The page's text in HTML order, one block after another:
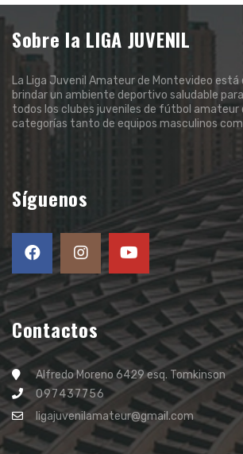
Sobre la LIGA JUVENIL
La Liga Juvenil Amateur de Montevideo
brindar un ambiente deportivo saludable
todos los clubes juveniles de fútbol amateur
categorías tanto de equipos masculinos
Síguenos
Contactos
Alfredo Moreno 6429 esq. Tomkinson
097437756
ligajuvenilamateur@gmail.com